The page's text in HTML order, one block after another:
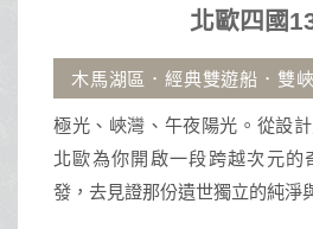
典雙遊船．雙峽灣全覽
夜陽光。從設計之都到夢幻聖誕村，
段跨越次元的奇幻旅程。現在就出
遺世獨立的純淨與壯美！